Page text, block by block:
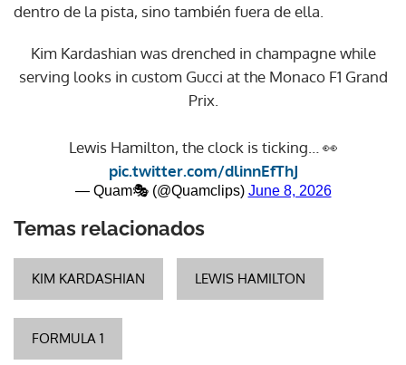
dentro de la pista, sino también fuera de ella.
Kim Kardashian was drenched in champagne while
serving looks in custom Gucci at the Monaco F1 Grand
Prix.
Lewis Hamilton, the clock is ticking… 👀
pic.twitter.com/dlinnEfThJ
— Quam🎭 (@Quamclips) June 8, 2026
Temas relacionados
KIM KARDASHIAN LEWIS HAMILTON
FORMULA 1